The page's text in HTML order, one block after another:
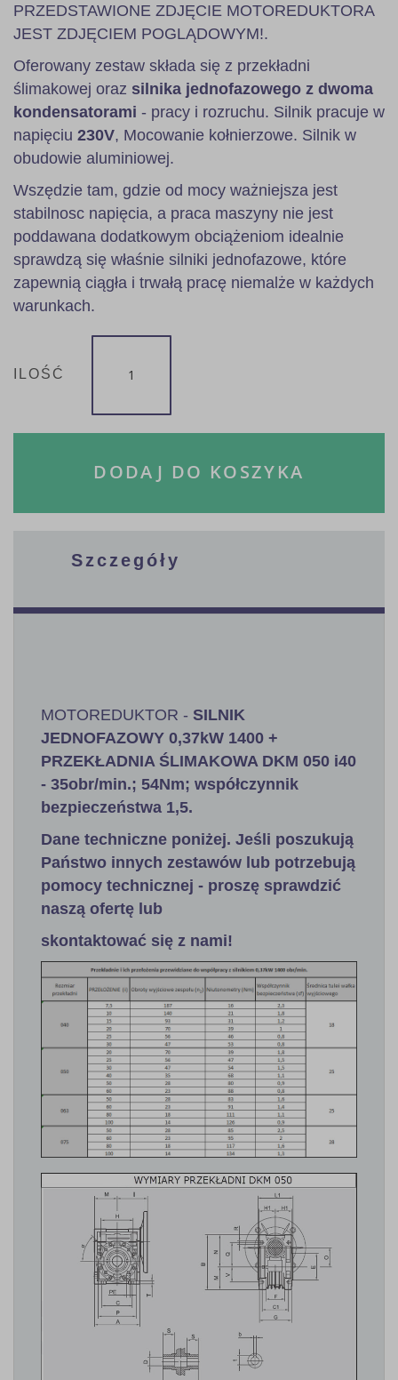
PRZEDSTAWIONE ZDJĘCIE MOTOREDUKTORA
JEST ZDJĘCIEM POGLĄDOWYM!.
Oferowany zestaw składa się z przekładni
ślimakowej oraz silnika jednofazowego z dwoma
kondensatorami - pracy i rozruchu. Silnik pracuje w
napięciu 230V, Mocowanie kołnierzowe. Silnik w
obudowie aluminiowej.
Wszędzie tam, gdzie od mocy ważniejsza jest
stabilnosc napięcia, a praca maszyny nie jest
poddawana dodatkowym obciążeniom idealnie
sprawdzą się właśnie silniki jednofazowe, które
zapewnią ciągła i trwałą pracę niemalże w każdych
warunkach.
ILOŚĆ
DODAJ DO KOSZYKA
Szczegóły
MOTOREDUKTOR - SILNIK
JEDNOFAZOWY 0,37kW 1400 +
PRZEKŁADNIA ŚLIMAKOWA DKM 050 i40
- 35obr/min.; 54Nm; współczynnik
bezpieczeństwa 1,5.
Dane techniczne poniżej. Jeśli poszukują
Państwo innych zestawów lub potrzebują
pomocy technicznej - proszę sprawdzić
naszą ofertę lub
skontaktować się z nami!